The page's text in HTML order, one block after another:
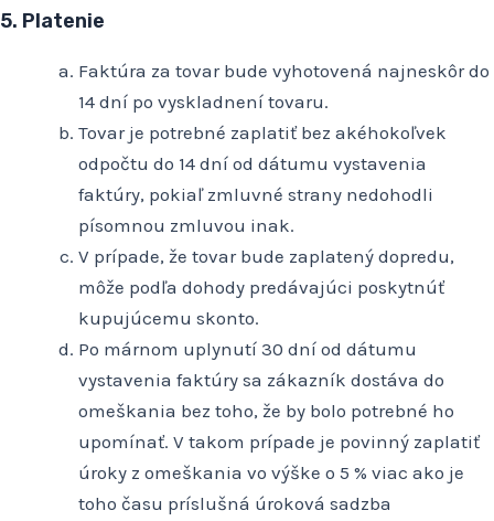
5. Platenie
Faktúra za tovar bude vyhotovená najneskôr do
14 dní po vyskladnení tovaru.
Tovar je potrebné zaplatiť bez akéhokoľvek
odpočtu do 14 dní od dátumu vystavenia
faktúry, pokiaľ zmluvné strany nedohodli
písomnou zmluvou inak.
V prípade, že tovar bude zaplatený dopredu,
môže podľa dohody predávajúci poskytnúť
kupujúcemu skonto.
Po márnom uplynutí 30 dní od dátumu
vystavenia faktúry sa zákazník dostáva do
omeškania bez toho, že by bolo potrebné ho
upomínať. V takom prípade je povinný zaplatiť
úroky z omeškania vo výške o 5 % viac ako je
toho času príslušná úroková sadzba